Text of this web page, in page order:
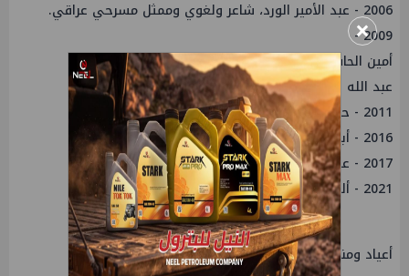
2006 - عبد الأمير الورد، شاعر ولغوي وممثل مسرحي عراقي.
2009 -
أمين الحافظ، رئيس وزراء لبنان.
عبد الله بن جبرين، عالم دين سعودي.
2011 - حسن دكاك، ممثل سوري.
2016 - أبو عمر الشيشاني، قيادي في تنظيم داعش.
2017 - عبد الرحمن بن عبد العزيز آل سعود، أمير سعودي.
2021 - ألبرتو دواليب، رجل أعمال برازيلي لبناني الأصل.
أعياد ومناسبات
×